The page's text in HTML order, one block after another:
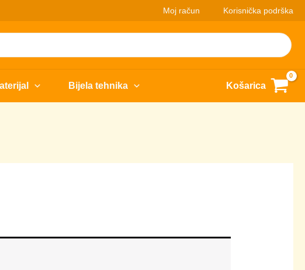
Moj račun Korisnička podrška
Bijela tehnika Košarica